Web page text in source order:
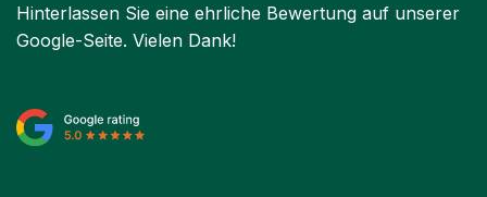
Hinterlassen Sie eine ehrliche Bewertung auf unserer
Google-Seite. Vielen Dank!